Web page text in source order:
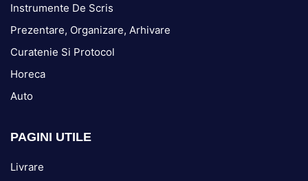
Instrumente De Scris
Prezentare, Organizare, Arhivare
Curatenie Si Protocol
Horeca
Auto
PAGINI UTILE
Livrare